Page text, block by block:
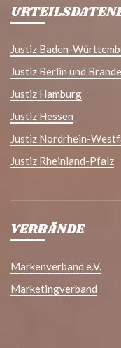
Justiz Baden-
Justiz Berlin und
Justiz Hamburg
Justiz Hessen
Justiz Nordrhein-
Justiz Rheinland-Pfalz
VERBÄNDE
Markenverband e.V.
Marketingverband